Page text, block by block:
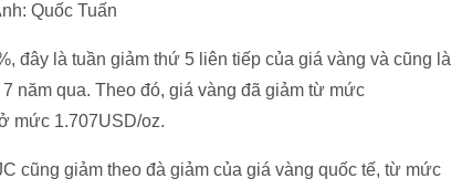
Quốc Tuấn
đây là tuần giảm thứ 5 liên tiếp của giá vàng và cũng là
năm qua. Theo đó, giá vàng đã giảm từ mức
mức 1.707USD/oz.
cũng giảm theo đà giảm của giá vàng quốc tế, từ mức